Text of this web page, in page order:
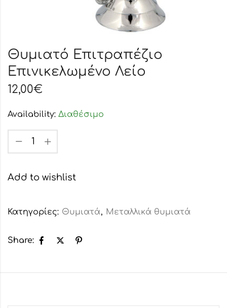
Θυμιατό Επιτραπέζιο
Επινικελωμένο Λείο
12,00€
Availability: Διαθέσιμο
Add to wishlist
Κατηγορίες: Θυμιατά, Μεταλλικά θυμιατά
Share: